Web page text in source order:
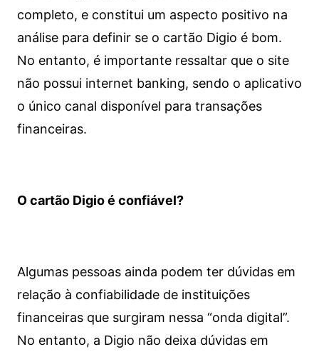
completo, e constitui um aspecto positivo na
análise para definir se o cartão Digio é bom.
No entanto, é importante ressaltar que o site
não possui internet banking, sendo o aplicativo
o único canal disponível para transações
financeiras.
O cartão Digio é confiável?
Algumas pessoas ainda podem ter dúvidas em
relação à confiabilidade de instituições
financeiras que surgiram nessa “onda digital”.
No entanto, a Digio não deixa dúvidas em